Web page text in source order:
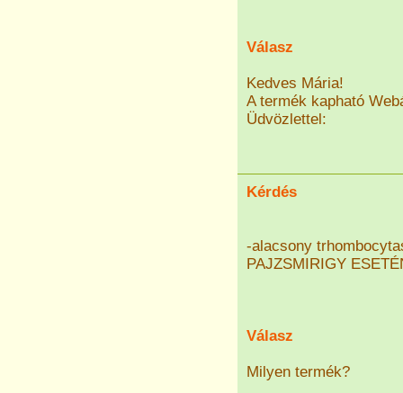
Válasz
Kedves Mária!
A termék kapható
Üdvözlettel:
Kérdés
-alacsony
PAJZSMIRIGY
Válasz
Milyen termék?